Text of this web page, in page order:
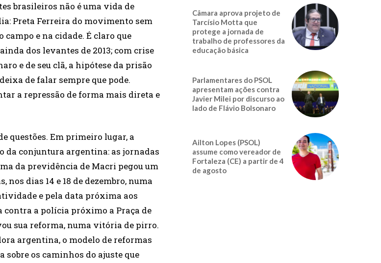
brasileiros não é uma vida de
Preta Ferreira do movimento sem
campo e na cidade. É claro que
dos levantes de 2013; com crise
e de seu clã, a hipótese da prisão
de falar sempre que pode.
a repressão de forma mais direta e
questões. Em primeiro lugar, a
da conjuntura argentina: as jornadas
da previdência de Macri pegou um
dias 14 e 18 de dezembro, numa
e pela data próxima aos
contra a polícia próximo a Praça de
sua reforma, numa vitória de pirro.
argentina, o modelo de reformas
os caminhos do ajuste que
Câmara aprova projeto de
Tarcísio Motta que
protege a jornada de
trabalho de professores da
educação básica
Parlamentares do PSOL
apresentam ações contra
Javier Milei por discurso ao
lado de Flávio Bolsonaro
Ailton Lopes (PSOL)
assume como vereador de
Fortaleza (CE) a partir de 4
de agosto